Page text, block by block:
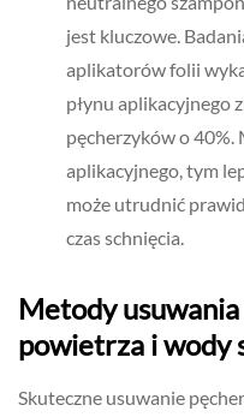
jest kluczowe.
aplikatorów folii
płynu aplikacyjnego
pęcherzyków o 40%.
aplikacyjnego, tym
może utrudnić
czas schnięcia.
Metody
powietrza i wody
Skuteczne usuwanie